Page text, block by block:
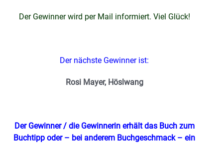
Der Gewinner wird per Mail informiert. Viel Glück!
Der nächste Gewinner ist:
Rosi Mayer, Höslwang
Der Gewinner / die Gewinnerin erhält das Buch zum
Buchtipp oder – bei anderem Buchgeschmack – ein